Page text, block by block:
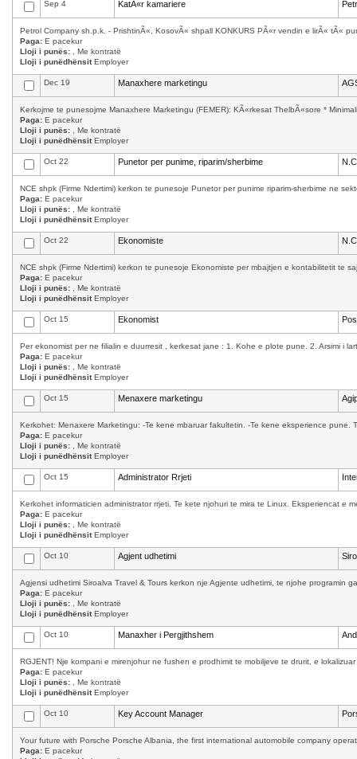
Sep 4 KatÃ«r kamariere
Petrol Company sh.p.k. - PrishtinÃ«, KosovÃ« shpall KONKURS PÃ«r vendin e lirÃ« tÃ«
Paga: E pacekur
Lloji i punës: , Me kontratë
Lloji i punëdhënsitEmployer
Dec 19 Manaxhere marketingu
Kerkojme te punesojme Manaxhere Marketingu (FEMER): KÃ«rkesat ThelbÃ«sore *
Paga: E pacekur
Lloji i punës: , Me kontratë
Lloji i punëdhënsitEmployer
Oct 22 Punetor per punime, riparim/sherbime
NCE shpk (Firme Ndertimi) kerkon te punesoje Punetor per punime riparim-sherbime ne
Paga: E pacekur
Lloji i punës: , Me kontratë
Lloji i punëdhënsitEmployer
Oct 22 Ekonomiste
NCE shpk (Firme Ndertimi) kerkon te punesoje Ekonomiste per mbajtjen e kontabilitetit te
Paga: E pacekur
Lloji i punës: , Me kontratë
Lloji i punëdhënsitEmployer
Oct 15 Ekonomist
Per ekonomist per ne filialin e duurresit , kerkesat jane : 1. Kohe e plote pune. 2. Arsimi i
Paga: E pacekur
Lloji i punës: , Me kontratë
Lloji i punëdhënsitEmployer
Oct 15 Menaxere marketingu
Kerkohet: Menaxere Marketingu: -Te kene mbaruar fakultetin. -Te kene eksperience
Paga: E pacekur
Lloji i punës: , Me kontratë
Lloji i punëdhënsitEmployer
Oct 15 Administrator Rrjeti
Kerkohet informaticien administrator rrjeti. Te kete njohuri te mira te Linux. Eksperiencat e
Paga: E pacekur
Lloji i punës: , Me kontratë
Lloji i punëdhënsitEmployer
Oct 10 Agjent udhetimi
Agjensi udhetimi Siroalva Travel & Tours kerkon nje Agjente udhetimi, te njohe programin
Paga: E pacekur
Lloji i punës: , Me kontratë
Lloji i punëdhënsitEmployer
Oct 10 Manaxher i Pergjithshem
RGJENT! Nje kompani e mirenjohur ne fushen e prodhimit te mobiljeve te drurit, e
Paga: E pacekur
Lloji i punës: , Me kontratë
Lloji i punëdhënsitEmployer
Oct 10 Key Account Manager
Your future with Porsche Porsche Albania, the first international automobile company
Paga: E pacekur